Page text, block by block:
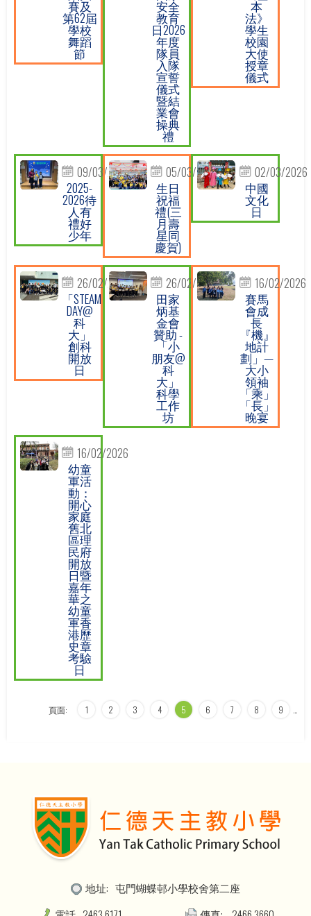
賽及
第62屆
學校
舞蹈
節
安全
教育
日2026
年度
隊員
入隊
宣誓
儀式
暨結
業會
操典
禮
本
法》
學生
校園
大使
授章
儀式
09/03/2026
2025-
2026待
人有
禮好
少年
05/03/2026
生日
祝福
禮(三
月壽
星同
慶賀)
02/03/2026
中國
文化
日
26/02/2026
「STEAM
DAY@
科
大」
創科
開放
日
26/02/2026
田家
炳基
金會
贊助 -
「小
朋友@
科
大」
科學
工作
坊
16/02/2026
賽馬
會成
長
『機』
地計
劃」—
大小
領袖
「乘」
「長」
晚宴
16/02/2026
幼童
軍活
動：
開心
家庭
舊北
區理
民府
開放
日暨
嘉年
華之
幼童
軍香
港歷
史章
考驗
日
頁面: 1 2 3 4 5 6 7 8 9 …
地址: 屯門蝴蝶邨小學校舍第二座